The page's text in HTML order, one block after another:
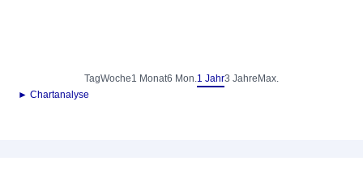
TagWoche1 Monat6 Mon.1 Jahr3 Jahre Max.
► Chartanalyse